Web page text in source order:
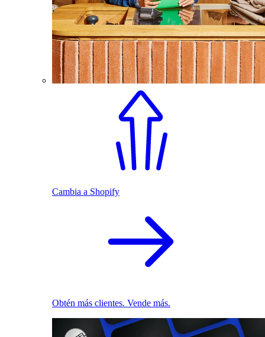
Cambia a Shopify
Obtén más clientes. Vende más.